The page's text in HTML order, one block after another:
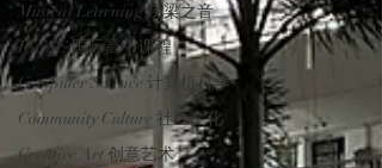
Musical Learning 绕梁之音
IGCSE 国际高中课程
Computer Science 计算机科学
Community Culture 社区文化
Creative Art 创意艺术